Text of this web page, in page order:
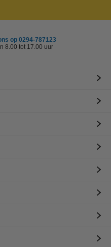
op 0294-787123
8.00 tot 17.00 uur